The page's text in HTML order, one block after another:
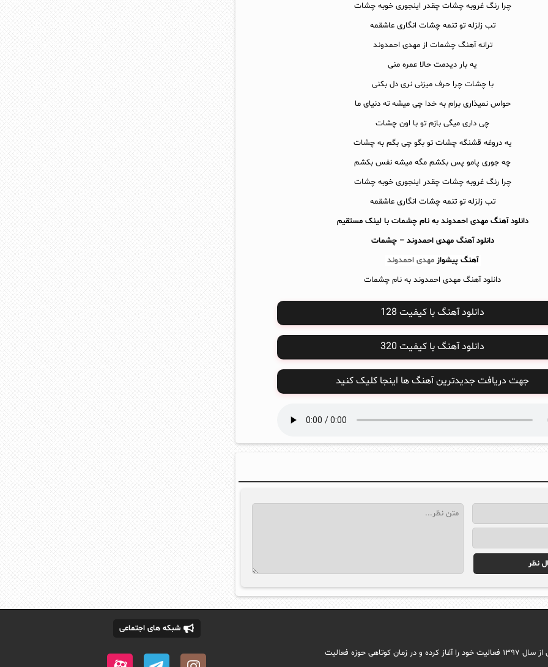
چرا رنگ غروبه چشات چقدر اینجوری خوبه چشات
تب زلزله تو تنمه چشات انگاری عاشقمه
ترانه آهنگ چشمات از مهدی احمدوند
یه بار دیدمت حالا عمره منی
با چشات چرا حرف میزنی نری دل بکنی
حواس نمیذاری برام به خدا چی میشه ته دنیای ما
چی داری میگی بازم تو با اون چشات
یه دروغه قشنگه چشات تو بگو چی بگم به چشات
چه جوری پامو پس بکشم مگه میشه نفس بکشم
چرا رنگ غروبه چشات چقدر اینجوری خوبه چشات
تب زلزله تو تنمه چشات انگاری عاشقمه
دانلود آهنگ مهدی احمدوند به نام چشمات با لینک مستقیم
دانلود آهنگ مهدی احمدوند – چشمات
آهنگ پیشواز مهدی احمدوند
دانلود آهنگ مهدی احمدوند به نام چشمات
دانلود آهنگ با کیفیت 128
دانلود آهنگ با کیفیت 320
جهت دریافت جدیدترین آهنگ ها اینجا کلیک کنید
مجله اینترنتی ایما با هدف راه اندازی سایتی جامع در حوزه اجتماعی وب فارسی از سال ۱۳۹۷ فعالیت خود را آغاز کرده و در زمان کوتاهی حوزه فعالیت
شبکه های اجتماعی